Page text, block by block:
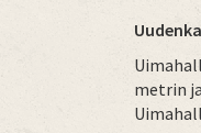
metrin